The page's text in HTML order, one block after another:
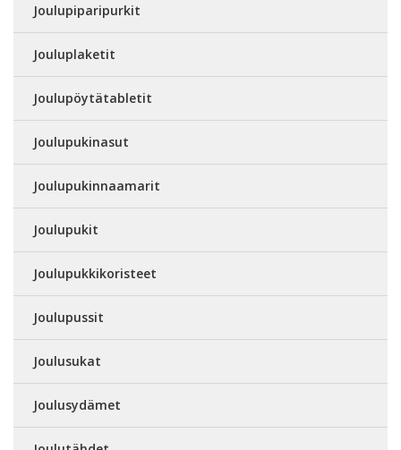
Joulupiparipurkit
Jouluplaketit
Joulupöytätabletit
Joulupukinasut
Joulupukinnaamarit
Joulupukit
Joulupukkikoristeet
Joulupussit
Joulusukat
Joulusydämet